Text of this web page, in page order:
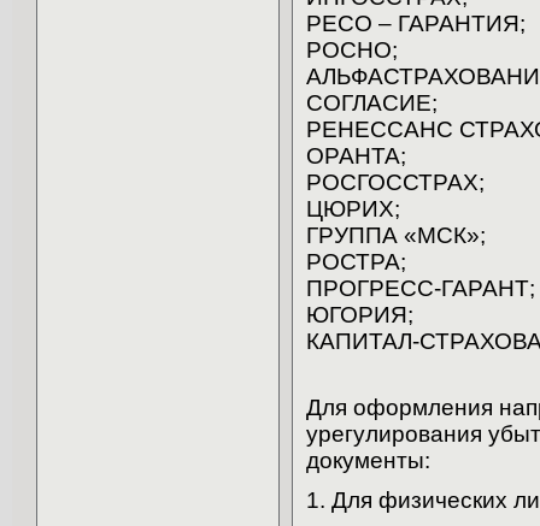
РЕСО – ГАРАНТИЯ;
РОСНО;
СОГЛАСИЕ;
РЕНЕССАНС
ОРАНТА;
РОСГОССТРАХ;
ЦЮРИХ;
ГРУППА «МСК»;
РОСТРА;
ПРОГРЕСС-ГАРАНТ;
ЮГОРИЯ;
КАПИТАЛ-
Для оформления
урегулирования
документы:
1. Для физических